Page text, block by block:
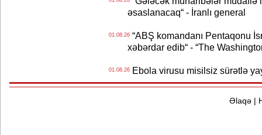
əsaslanacaq“ - İranlı general
01.08.26“ABŞ komandanı Pentaqonu
xəbərdar edib“ - “The
01.08.26Ebola virusu misilsiz sürətlə
Əlaqə|